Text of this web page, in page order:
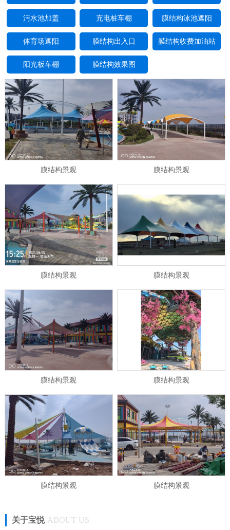
1
污水池加盖 充电桩车棚 膜结构泳池遮阳
体育场遮阳 膜结构出入口 膜结构收费加油站
阳光板车棚 膜结构效果图
膜结构景观 膜结构景观
膜结构景观 膜结构景观
膜结构景观 膜结构景观
膜结构景观 膜结构景观
关于宝悦 ABOUT US